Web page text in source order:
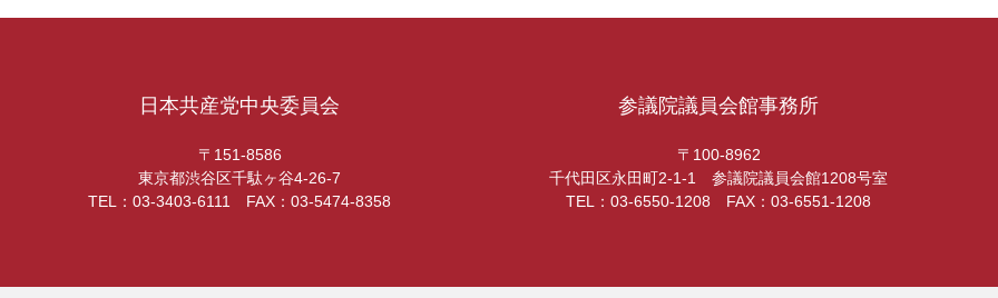
日本共産党中央委員会
〒151-8586
東京都渋谷区千駄ヶ谷4-26-7
TEL：03-3403-6111 FAX：03-5474-8358
参議院議員会館事務所
〒100-8962
千代田区永田町2-1-1 参議院議員会館1208号室
TEL：03-6550-1208 FAX：03-6551-1208